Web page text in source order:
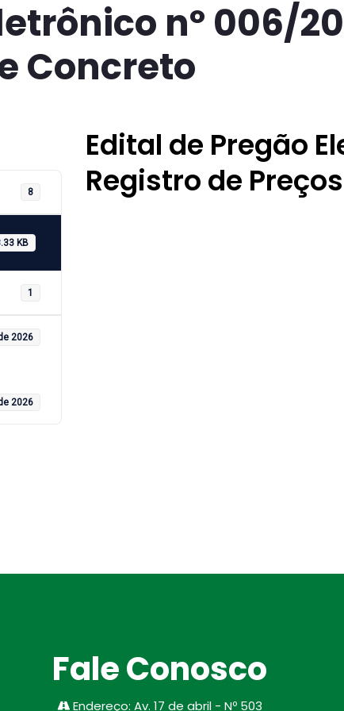
nº 006/
Concreto
8
KB
1
2026
2026
Edital de Pregão
Registro de
Fale Conosco
Endereço: Av. 17 de abril - Nº 503